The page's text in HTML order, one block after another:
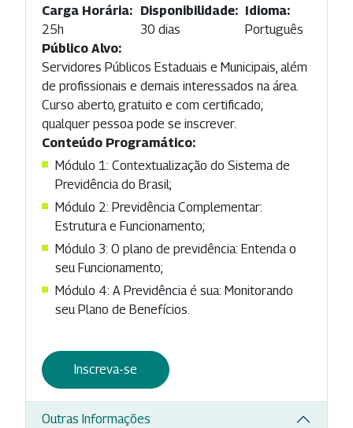
Carga Horária:
25h
Disponibilidade:
30 dias
Idioma:
Português
Público Alvo:
Servidores Públicos Estaduais e Municipais, além
de profissionais e demais interessados na área.
Curso aberto, gratuito e com certificado;
qualquer pessoa pode se inscrever.
Conteúdo Programático:
Módulo 1: Contextualização do Sistema de
Previdência do Brasil;
Módulo 2: Previdência Complementar:
Estrutura e Funcionamento;
Módulo 3: O plano de previdência: Entenda o
seu Funcionamento;
Módulo 4: A Previdência é sua: Monitorando
seu Plano de Benefícios.
Inscreva-se
Outras Informações